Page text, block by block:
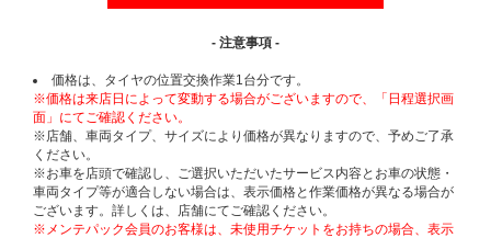
- 注意事項 -
価格は、タイヤの位置交換作業1台分です。
※価格は来店日によって変動する場合がございますので、「日程選択画
面」にてご確認ください。
※店舗、車両タイプ、サイズにより価格が異なりますので、予めご了承
ください。
※お車を店頭で確認し、ご選択いただいたサービス内容とお車の状態・
車両タイプ等が適合しない場合は、表示価格と作業価格が異なる場合が
ございます。詳しくは、店舗にてご確認ください。
※メンテパック会員のお客様は、未使用チケットをお持ちの場合、表示